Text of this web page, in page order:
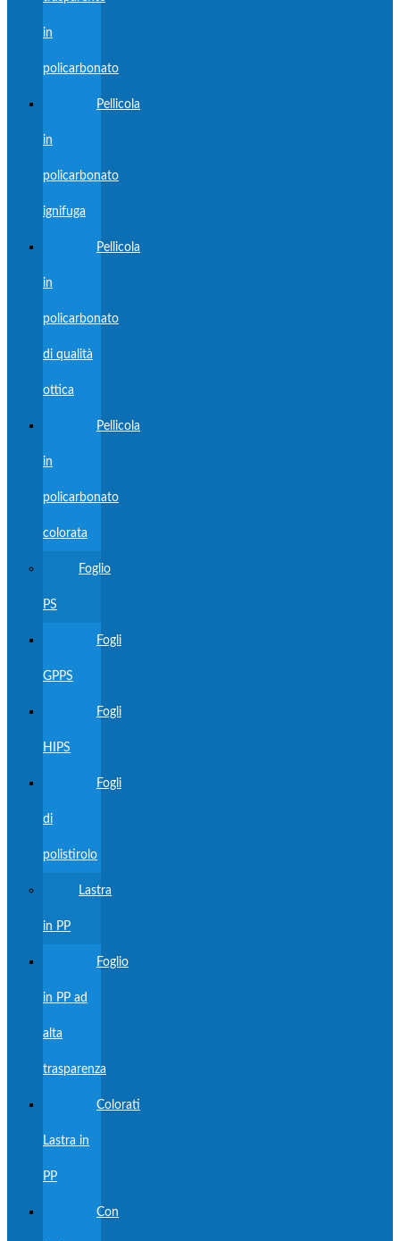
in
policarbonato
Pellicola
in
policarbonato
ignifuga
Pellicola
in
policarbonato
di qualità
ottica
Pellicola
in
policarbonato
colorata
Foglio
PS
Fogli
GPPS
Fogli
HIPS
Fogli
di
polistirolo
Lastra
in PP
Foglio
in PP ad
alta
trasparenza
Colorati
Lastra in
PP
Con